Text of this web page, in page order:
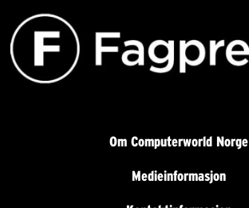
Om Computerworld Norge
Medieinformasjon